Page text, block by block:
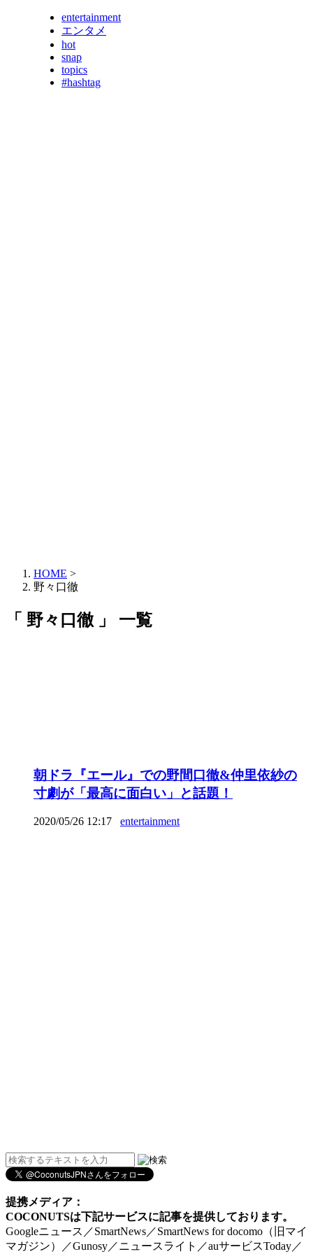
entertainment
エンタメ
hot
snap
topics
#hashtag
HOME >
野々口徹
「 野々口徹 」 一覧
朝ドラ『エール』での野間口徹&仲里依紗の
寸劇が「最高に面白い」と話題！
2020/05/26 12:17 entertainment
提携メディア：
COCONUTSは下記サービスに記事を提供しております。
Googleニュース／SmartNews／SmartNews for docomo（旧マイ
マガジン）／Gunosy／ニュースライト／auサービスToday／